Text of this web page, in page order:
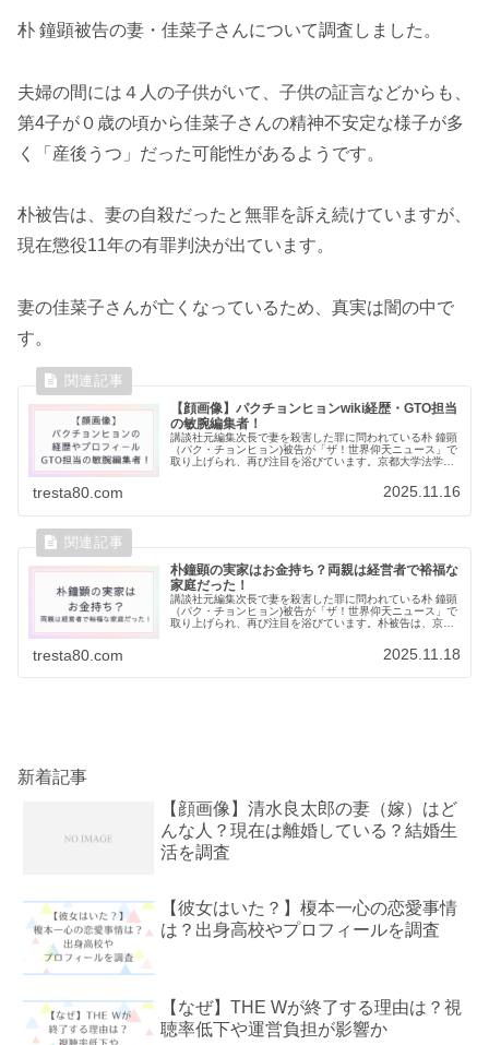
朴 鐘顕被告の妻・佳菜子さんについて調査しました。
夫婦の間には４人の子供がいて、子供の証言などからも、
第4子が０歳の頃から佳菜子さんの精神不安定な様子が多
く「産後うつ」だった可能性があるようです。
朴被告は、妻の自殺だったと無罪を訴え続けていますが、
現在懲役11年の有罪判決が出ています。
妻の佳菜子さんが亡くなっているため、真実は闇の中で
す。
【顔画像】パクチョンヒョンwiki経歴・GTO担当
の敏腕編集者！
講談社元編集次長で妻を殺害した罪に問われている朴 鐘顕
（パク・チョンヒョン)被告が「ザ！世界仰天ニュース」で
取り上げられ、再び注目を浴びています。京都大学法学部
tresta80.com 2025.11.16
朴鐘顕の実家はお金持ち？両親は経営者で裕福な
家庭だった！
講談社元編集次長で妻を殺害した罪に問われている朴 鐘顕
（パク・チョンヒョン)被告が「ザ！世界仰天ニュース」で
取り上げられ、再び注目を浴びています。朴被告は、京大
tresta80.com 2025.11.18
新着記事
【顔画像】清水良太郎の妻（嫁）はど
んな人？現在は離婚している？結婚生
活を調査
【彼女はいた？】榎本一心の恋愛事情
は？出身高校やプロフィールを調査
【なぜ】THE Wが終了する理由は？視
聴率低下や運営負担が影響か